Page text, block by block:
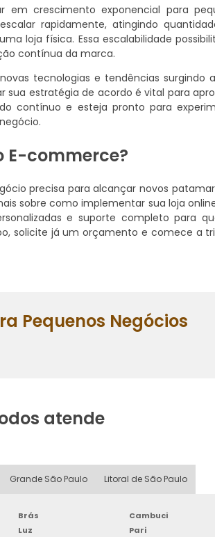
crescimento exponencial para
rapidamente, atingindo
loja física. Essa escalabilidade
contínua da marca.
tecnologias e tendências surgindo
sua estratégia de acordo é vital para
contínuo e esteja pronto para
E-commerce?
precisa para alcançar novos
sobre como implementar sua loja
e suporte completo para
solicite já um orçamento e comece a
Pequenos Negócios
atende
Grande São Paulo Litoral de São Paulo
Brás Cambuci
Luz Pari